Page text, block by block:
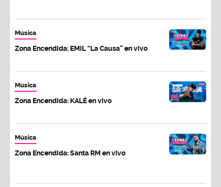
Música
Zona Encendida: EMIL “La Causa” en vivo
Música
Zona Encendida: KALÉ en vivo
Música
Zona Encendida: Santa RM en vivo